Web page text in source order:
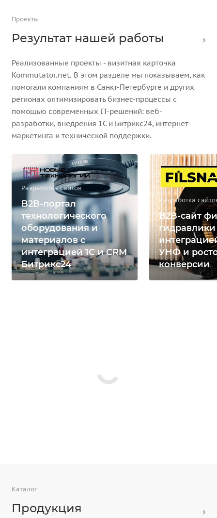
Проекты
Результат нашей работы
Реализованные проекты - визитная карточка
Kommutator.net. В этом разделе мы показываем, как
помогали компаниям в Санкт-Петербурге и других
регионах оптимизировать бизнес-процессы с
помощью современных IT-решений: веб-
разработки, внедрения 1С и Битрикс24, интернет-
маркетинга и технической поддержки.
Разработка сайтов
B2B-портал
технологического
оборудования и
материалов с
интеграцией 1С и CRM
Битрикс24
Разработка
B2B-сайт
гидравлики
УНФ и
конверсии
Каталог
Продукция